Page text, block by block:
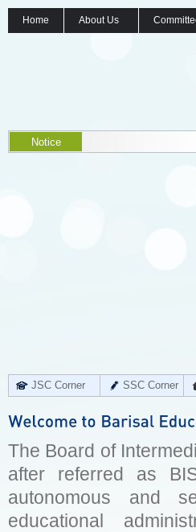
Home About Us
Notice
JSC Corner SSC Corner
The Board of
after referred as
autonomous and
educational